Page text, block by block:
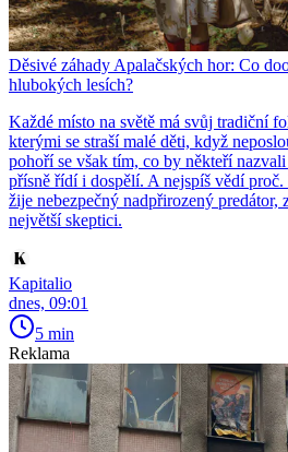
Děsivé záhady Apalačských hor: Co
hlubokých lesích?
Každé místo na světě má svůj tradiční
kterými se straší malé děti, když
pohoří se však tím, co by někteří
přísně řídí i dospělí. A nejspíš vědí
žije nebezpečný nadpřirozený predátor,
největší skeptici.
Kapitalio
dnes, 09:01
5 min
Reklama